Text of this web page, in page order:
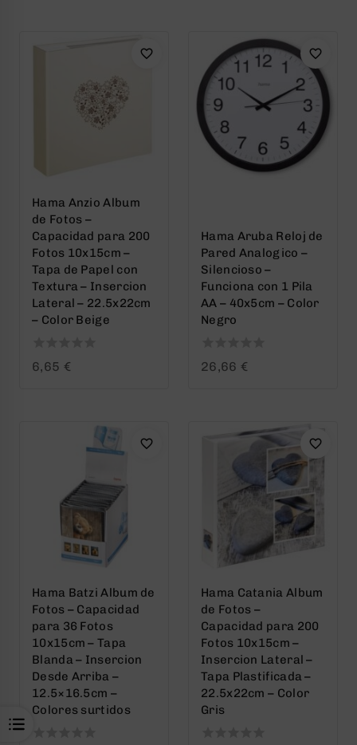
Hama Anzio Album
de Fotos –
Capacidad para 200
Fotos 10x15cm –
Tapa de Papel con
Textura – Insercion
Lateral – 22.5x22cm
– Color Beige
0
6,65 €
Hama Aruba Reloj de
Pared Analogico –
Silencioso –
Funciona con 1 Pila
AA – 40x5cm – Color
Negro
0
26,66 €
Hama Batzi Album de
Fotos – Capacidad
para 36 Fotos
10x15cm – Tapa
Blanda – Insercion
Desde Arriba –
12.5×16.5cm –
Colores surtidos
Hama Catania Album
de Fotos –
Capacidad para 200
Fotos 10x15cm –
Insercion Lateral –
Tapa Plastificada –
22.5x22cm – Color
Gris